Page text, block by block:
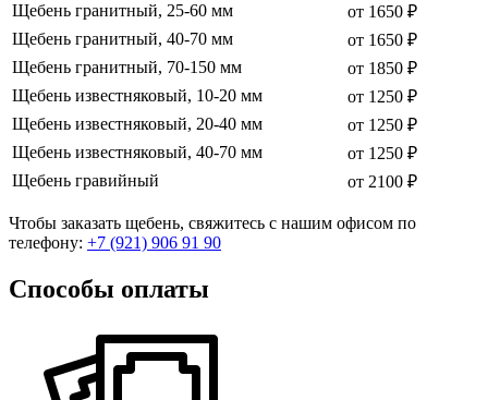
Щебень гранитный, 25-60 мм
от 1650 ₽
Щебень гранитный, 40-70 мм
от 1650 ₽
Щебень гранитный, 70-150 мм
от 1850 ₽
Щебень известняковый, 10-20 мм
от 1250 ₽
Щебень известняковый, 20-40 мм
от 1250 ₽
Щебень известняковый, 40-70 мм
от 1250 ₽
Щебень гравийный
от 2100 ₽
Чтобы заказать щебень, свяжитесь с нашим офисом по
телефону: +7 (921) 906 91 90
Способы оплаты